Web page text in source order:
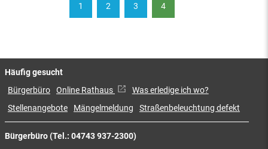
1 2 3 4
Bürgerbüro (Tel.: 04743 937-2300)
Häufig gesucht
Bürgerbüro Online Rathaus
Was erledige ich wo?
Stellenangebote
Mängelmeldung Straßenbeleuchtung defekt